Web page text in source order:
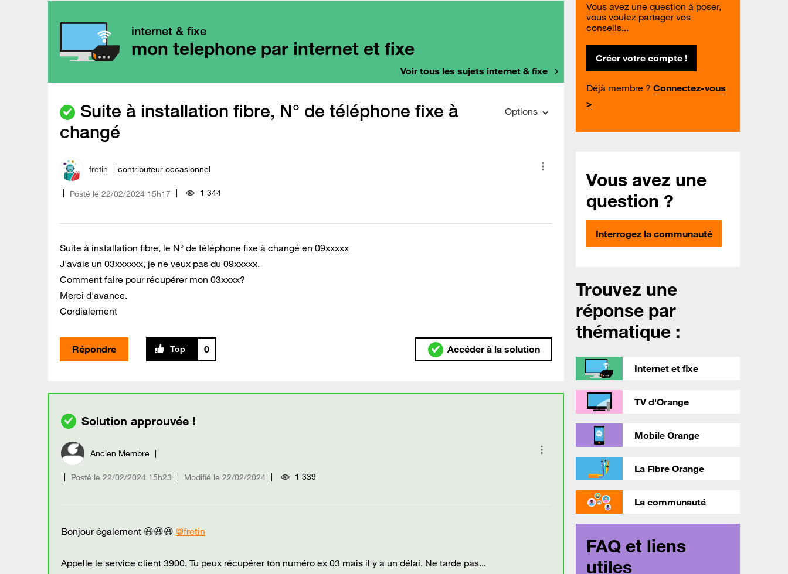
internet & fixe
mon telephone par internet et fixe
Voir tous les sujets internet & fixe
Suite à installation fibre, N° de téléphone fixe à
changé
Options
fretin contributeur occasionnel
Posté le ‎22/02/2024 15h17 1 344
Suite à installation fibre, le N° de téléphone fixe à changé en 09xxxxx
J'avais un 03xxxxxx, je ne veux pas du 09xxxxx.
Comment faire pour récupérer mon 03xxxx?
Merci d'avance.
Cordialement
Répondre 0 Accéder à la solution
Ancien Membre
Posté le ‎22/02/2024 15h23 Modifié le 22/02/2024 1 339
Bonjour également 😃😃😃 @fretin
Appelle le service client 3900. Tu peux récupérer ton numéro ex 03 mais il y a un délai. Ne tarde pas...
Vous avez une question à poser,
vous voulez partager vos
conseils...
Créer votre compte !
Déjà membre ? Connectez-vous
>
Vous avez une
question ?
Interrogez la communauté
Trouvez une
réponse par
thématique :
Internet et fixe
TV d'Orange
Mobile Orange
La Fibre Orange
La communauté
FAQ et liens
utiles